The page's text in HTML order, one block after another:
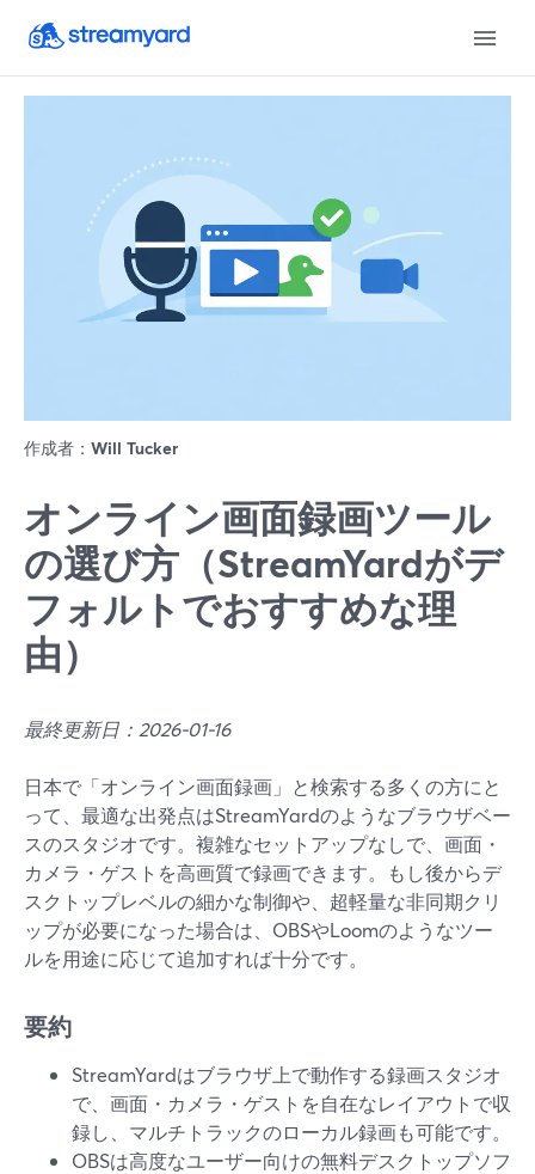
作成者： Will Tucker
オンライン画面録画ツール
の選び方（StreamYardがデ
フォルトでおすすめな理
由）
最終更新日：2026-01-16
日本で「オンライン画面録画」と検索する多くの方にと
って、最適な出発点はStreamYardのようなブラウザベー
スのスタジオです。複雑なセットアップなしで、画面・
カメラ・ゲストを高画質で録画できます。もし後からデ
スクトップレベルの細かな制御や、超軽量な非同期クリ
ップが必要になった場合は、OBSやLoomのようなツー
ルを用途に応じて追加すれば十分です。
要約
StreamYardはブラウザ上で動作する録画スタジオ
で、画面・カメラ・ゲストを自在なレイアウトで収
録し、マルチトラックのローカル録画も可能です。
OBSは高度なユーザー向けの無料デスクトップソフ